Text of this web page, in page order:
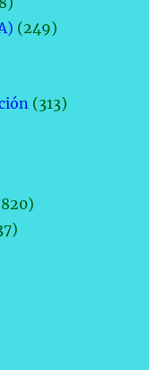
(249)
(313)